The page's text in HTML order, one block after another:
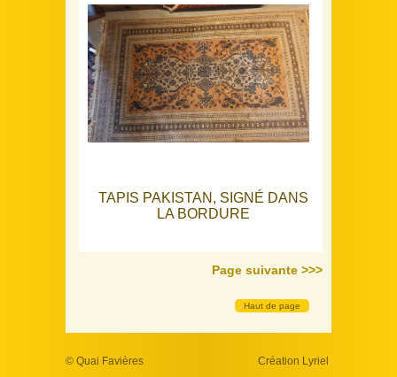
TAPIS PAKISTAN, SIGNÉ DANS
LA BORDURE
Page suivante >>>
Haut de page
Notre sélection
© Quai Favières Création Lyriel